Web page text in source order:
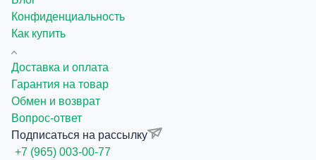
Конфиденциальность
Как купить
Доставка и оплата
Гарантия на товар
Обмен и возврат
Вопрос-ответ
Подписаться на рассылку
+7 (965) 003-00-77